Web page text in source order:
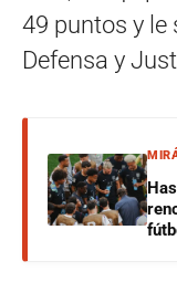
49 puntos y le
Defensa y